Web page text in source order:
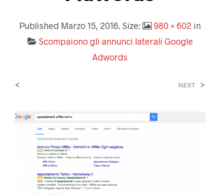
Published Marzo 15, 2016. Size: 980 × 602 in
Scompaiono gli annunci laterali Google
Adwords
< NEXT >